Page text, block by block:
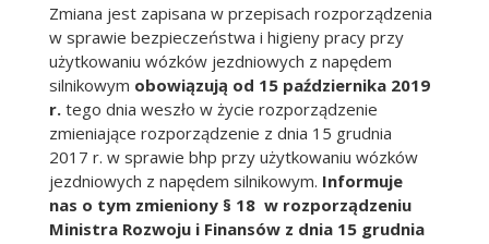
Zmiana jest zapisana w przepisach rozporządzenia
w sprawie bezpieczeństwa i higieny pracy przy
użytkowaniu wózków jezdniowych z napędem
silnikowym obowiązują od 15 października 2019
r. tego dnia weszło w życie rozporządzenie
zmieniające rozporządzenie z dnia 15 grudnia
2017 r. w sprawie bhp przy użytkowaniu wózków
jezdniowych z napędem silnikowym. Informuje
nas o tym zmieniony § 18 w rozporządzeniu
Ministra Rozwoju i Finansów z dnia 15 grudnia